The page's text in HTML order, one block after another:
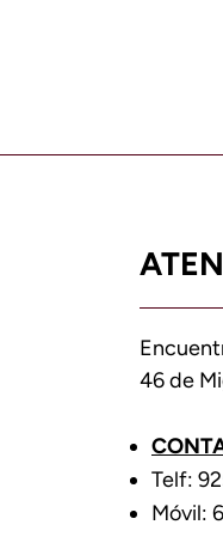
46 de
Telf:
Móvil: